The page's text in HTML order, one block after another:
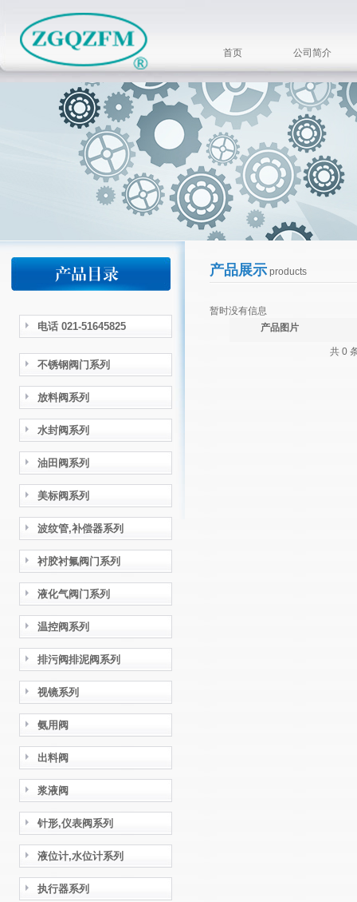
首页 公司简介
电话 021-51645825
不锈钢阀门系列
放料阀系列
水封阀系列
油田阀系列
美标阀系列
波纹管,补偿器系列
衬胶衬氟阀门系列
液化气阀门系列
温控阀系列
排污阀排泥阀系列
视镜系列
氨用阀
出料阀
浆液阀
针形,仪表阀系列
液位计,水位计系列
执行器系列
产品展示products
暂时没有信息
产品图片
共 0